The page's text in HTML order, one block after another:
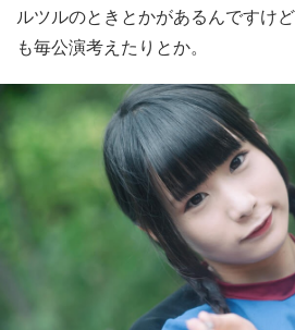
ルツルのときとかがあるんですけ
も毎公演考えたりとか。